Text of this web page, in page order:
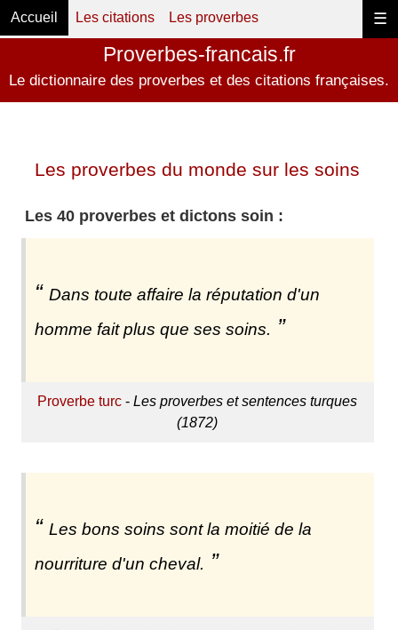
☰
Accueil Les citations Les proverbes
Proverbes-francais.fr
Le dictionnaire des proverbes et des citations françaises.
Les proverbes du monde sur les soins
Les 40 proverbes et dictons soin :
Dans toute affaire la réputation d'un
homme fait plus que ses soins.
Proverbe turc -Les proverbes et sentences turques
(1872)
Les bons soins sont la moitié de la
nourriture d'un cheval.